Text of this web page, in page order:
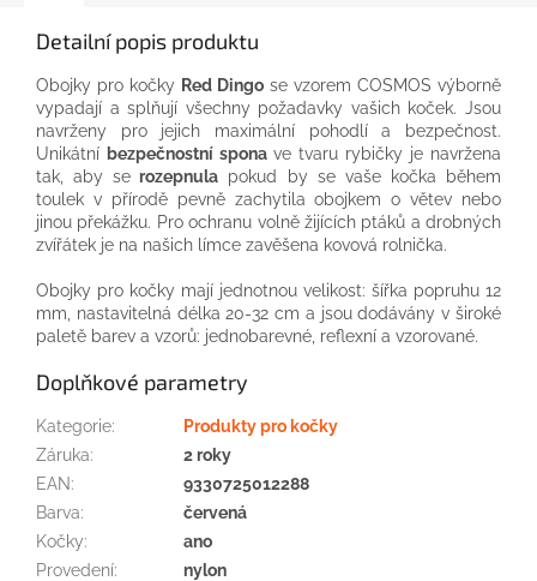
Detailní popis produktu
Obojky pro kočky Red Dingo se vzorem COSMOS výborně
vypadají a splňují všechny požadavky vašich koček. Jsou
navrženy pro jejich maximální pohodlí a bezpečnost.
Unikátní bezpečnostní spona ve tvaru rybičky je navržena
tak, aby se rozepnula pokud by se vaše kočka během
toulek v přírodě pevně zachytila obojkem o větev nebo
jinou překážku. Pro ochranu volně žijících ptáků a drobných
zvířátek je na našich límce zavěšena kovová rolnička.
Obojky pro kočky mají jednotnou velikost: šířka popruhu 12
mm, nastavitelná délka 20-32 cm a jsou dodávány v široké
paletě barev a vzorů: jednobarevné, reflexní a vzorované.
Doplňkové parametry
Kategorie:
Produkty pro kočky
Záruka:
2 roky
EAN:
9330725012288
Barva:
červená
Kočky:
ano
Provedení:
nylon